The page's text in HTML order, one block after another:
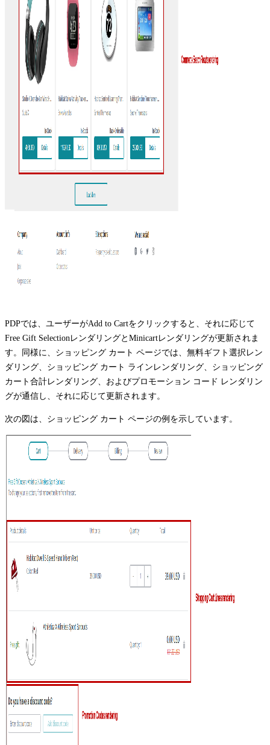
PDPでは、ユーザーがAdd to Cartをクリックすると、それに応じて
Free Gift SelectionレンダリングとMinicartレンダリングが更新されま
す。同様に、ショッピング カート ページでは、無料ギフト選択レン
ダリング、ショッピング カート ラインレンダリング、ショッピング
カート合計レンダリング、およびプロモーション コード レンダリン
グが通信し、それに応じて更新されます。
次の図は、ショッピング カート ページの例を示しています。